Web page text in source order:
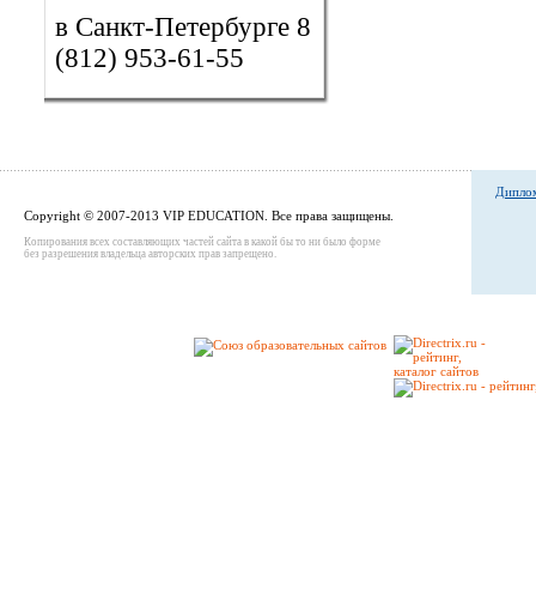
в Санкт-Петербурге 8
(812) 953-61-55
Copyright © 2007-2013 VIP EDUCATION. Все права защищены.
Копирования всех составляющих частей сайта в какой бы то ни было форме
без разрешения владельца авторских прав запрещено.